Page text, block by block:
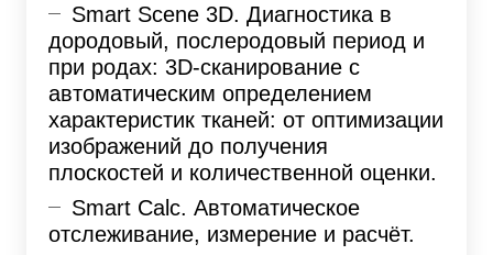
Smart Scene 3D. Диагностика в
дородовый, послеродовый период и
при родах: 3D-сканирование с
автоматическим определением
характеристик тканей: от оптимизации
изображений до получения
плоскостей и количественной оценки.
Smart Calc. Автоматическое
отслеживание, измерение и расчёт.